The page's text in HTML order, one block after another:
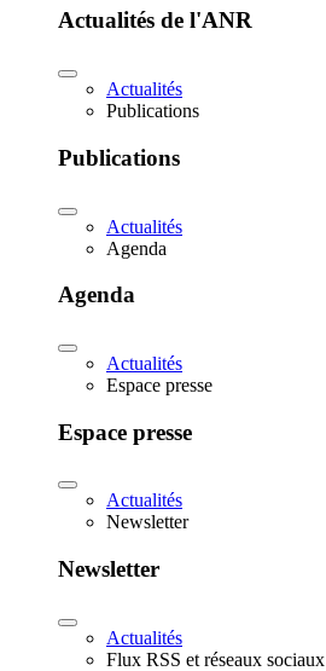
Actualités de l'ANR
Actualités
Publications
Publications
Actualités
Agenda
Agenda
Actualités
Espace presse
Espace presse
Actualités
Newsletter
Newsletter
Actualités
Flux RSS et réseaux sociaux